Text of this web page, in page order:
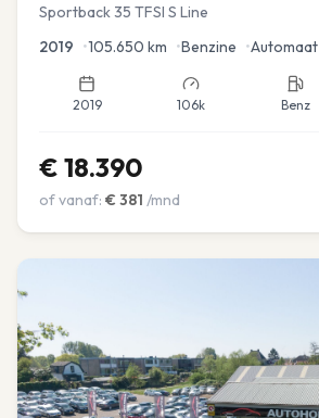
Sportback 35 TFSI S Line
2019 •105.650 km •Benzine •Automaat
2019 106k Benz
€ 18.390
of vanaf: € 381 /mnd